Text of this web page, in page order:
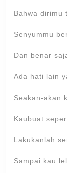
Bahwa dirimu
Senyummu
Dan benar
Ada hati lain
Seakan-akan
Kaubuat
Lakukanlah
Sampai kau